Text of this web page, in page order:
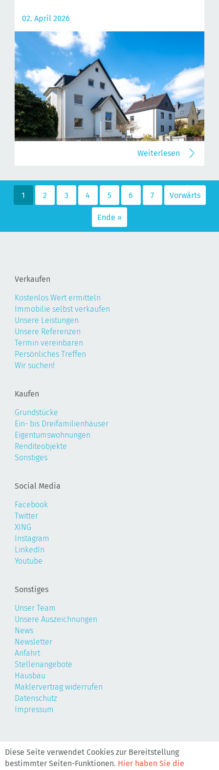
Diese Seite verwendet Cookies zur Bereitstellung
bestimmter Seiten-Funktionen. Hier haben Sie die
02. April 2026
Weiterlesen
1 2 3 4 5 6 7 Vorwärts
Ende »
Verkaufen
Kostenlos Wert ermitteln
Immobilie selbst verkaufen
Unsere Leistungen
Unsere Referenzen
Termin vereinbaren
Persönliches Treffen
Wir suchen!
Kaufen
Grundstücke
Ein- bis Dreifamilienhäuser
Eigentumswohnungen
Renditeobjekte
Sonstiges
Social Media
Facebook
Twitter
XING
Instagram
LinkedIn
Youtube
Sonstiges
Unser Team
Unsere Auszeichnungen
News
Newsletter
Anfahrt
Stellenangebote
Hausbau
Maklervertrag widerrufen
Datenschutz
Impressum
©2026, Realis